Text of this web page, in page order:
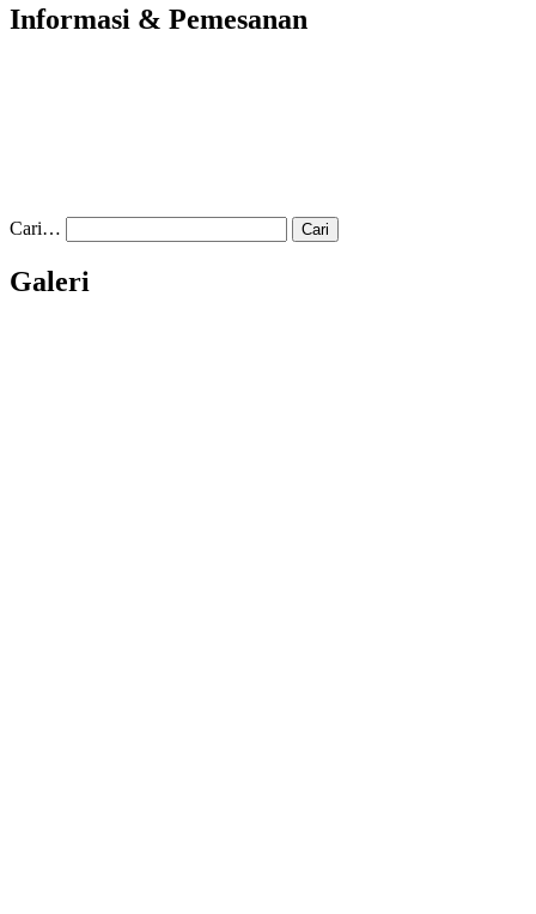
Informasi & Pemesanan
Cari…
Galeri